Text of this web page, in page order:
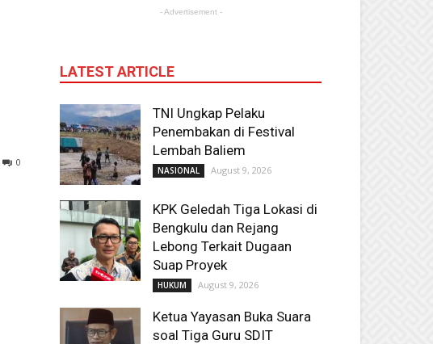
0
- Advertisement -
LATEST ARTICLE
TNI Ungkap Pelaku
Penembakan di Festival
Lembah Baliem
NASIONAL August 9, 2026
KPK Geledah Tiga Lokasi di
Bengkulu dan Rejang
Lebong Terkait Dugaan
Suap Proyek
HUKUM August 9, 2026
Ketua Yayasan Buka Suara
soal Tiga Guru SDIT